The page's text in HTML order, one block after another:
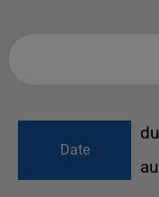
Date
du
au